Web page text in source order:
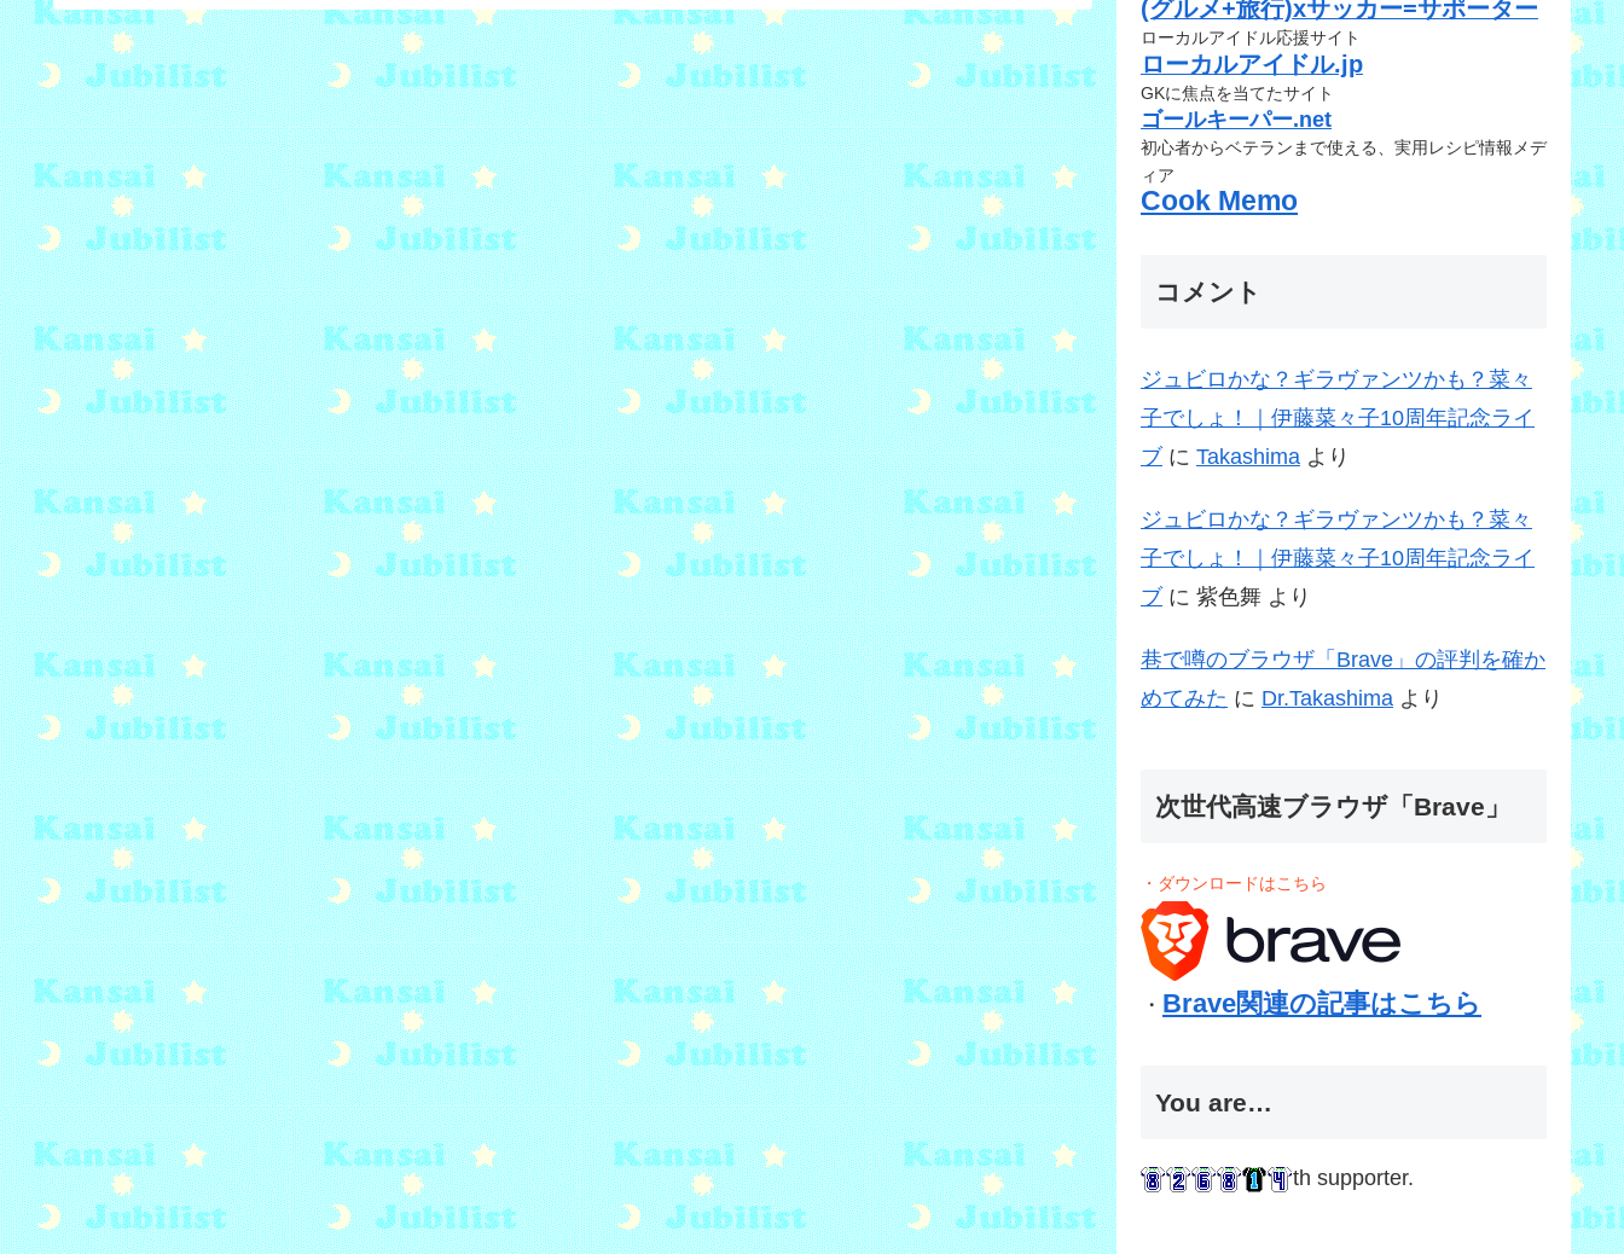
(グルメ+旅行)xサッカー=サポーター
ローカルアイドル応援サイト
ローカルアイドル.jp
GKに焦点を当てたサイト
ゴールキーパー.net
初心者からベテランまで使える、実用レシピ情報メデ
ィア
Cook Memo
コメント
ジュビロかな？ギラヴァンツかも？菜々
子でしょ！｜伊藤菜々子10周年記念ライ
ブ に Takashima より
ジュビロかな？ギラヴァンツかも？菜々
子でしょ！｜伊藤菜々子10周年記念ライ
ブ に 紫色舞 より
巷で噂のブラウザ「Brave」の評判を確か
めてみた に Dr.Takashima より
次世代高速ブラウザ「Brave」
・ダウンロードはこちら
・ Brave関連の記事はこちら
You are…
th supporter.